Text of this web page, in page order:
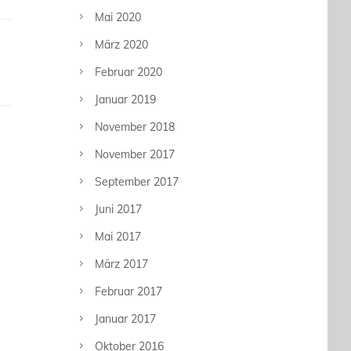
Mai 2020
März 2020
Februar 2020
Januar 2019
November 2018
November 2017
September 2017
Juni 2017
Mai 2017
März 2017
Februar 2017
Januar 2017
Oktober 2016